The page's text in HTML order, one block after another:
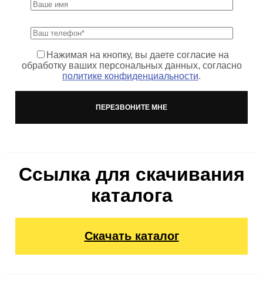
Нажимая на кнопку, вы даете согласие на
обработку ваших персональных данных, согласно
политике конфиденциальности.
Ссылка для скачивания
каталога
Скачать каталог